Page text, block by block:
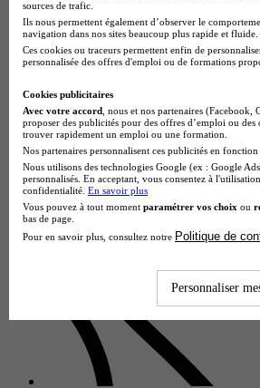
Lycée professionnel Louis Blériot
Bac pro - Installateur en chauffage,
Marignane 13700
Le Bac Pro Installateur en
Énergies Renouvelables proposé par
Louis Blériot forme des
de concevoir…
sources de trafic.
Ils nous permettent également d’observer le
navigation dans nos sites beaucoup plus rapide et fluide.
Ces cookies ou traceurs permettent enfin de
personnalisée des offres d'emploi ou de formations
Cookies publicitaires
Avec votre accord , nous et nos partenaires
proposer des publicités pour des offres d’emploi ou
trouver rapidement un emploi ou une formation.
Nos partenaires personnalisent ces publicités en
Nous utilisons des technologies Google (ex : Google
personnalisés. En acceptant, vous consentez à
confidentialité. En savoir plus
Vous pouvez à tout moment paramétrer vos choix ou
bas de page.
Pour en savoir plus, consultez notre Politique de
Personnaliser